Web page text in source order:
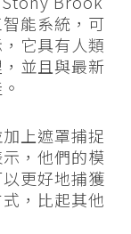
能系統，可
它具有人類
並且與最新
上遮罩捕捉
，他們的模
更好地捕獲
，比起其他